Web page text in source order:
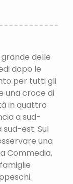
delle
dopo le
per tutti gli
una croce di
in quattro
a sud-
est. Sul
una
Commedia,